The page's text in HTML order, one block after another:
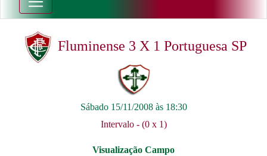
Fluminense 3 X 1 Portuguesa SP
Sábado 15/11/2008 às 18:30
Intervalo - (0 x 1)